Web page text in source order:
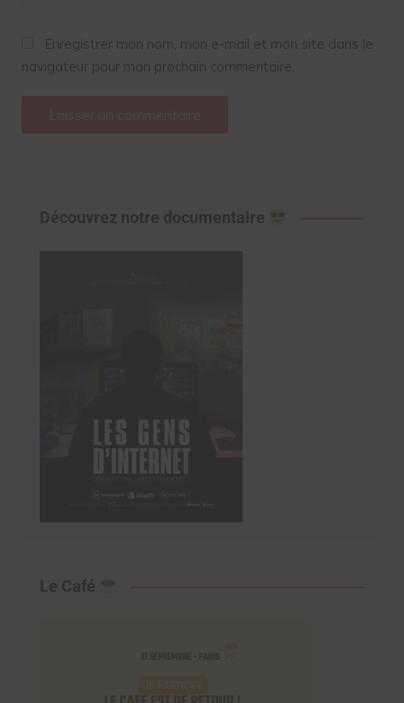
Enregistrer mon nom, mon e-mail et mon site dans le
navigateur pour mon prochain commentaire.
Découvrez notre documentaire
Le Café